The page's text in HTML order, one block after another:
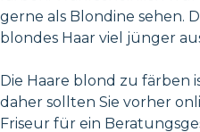
gerne als Blondine sehen.
blondes Haar viel jünger
Die Haare blond zu färben
daher sollten Sie vorher
Friseur für ein